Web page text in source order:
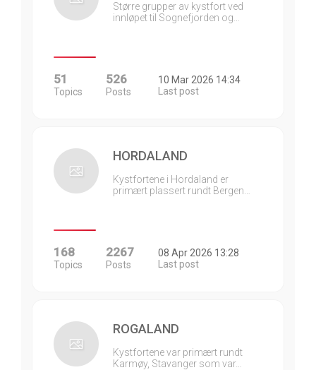
Større grupper av kystfort ved
innløpet til Sognefjorden og…
51
Topics
526
Posts
10 Mar 2026 14:34
Last post
HORDALAND
Kystfortene i Hordaland er
primært plassert rundt Bergen…
168
Topics
2267
Posts
08 Apr 2026 13:28
Last post
ROGALAND
Kystfortene var primært rundt
Karmøy, Stavanger som var…